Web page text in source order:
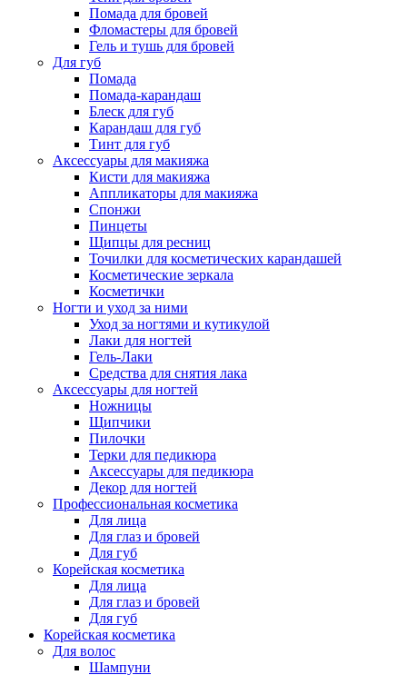
Помада для бровей
Фломастеры для бровей
Гель и тушь для бровей
Для губ
Помада
Помада-карандаш
Блеск для губ
Карандаш для губ
Тинт для губ
Аксессуары для макияжа
Кисти для макияжа
Аппликаторы для макияжа
Спонжи
Пинцеты
Щипцы для ресниц
Точилки для косметических карандашей
Косметические зеркала
Косметички
Ногти и уход за ними
Уход за ногтями и кутикулой
Лаки для ногтей
Гель-Лаки
Средства для снятия лака
Аксессуары для ногтей
Ножницы
Щипчики
Пилочки
Терки для педикюра
Аксессуары для педикюра
Декор для ногтей
Профессиональная косметика
Для лица
Для глаз и бровей
Для губ
Корейская косметика
Для лица
Для глаз и бровей
Для губ
Корейская косметика
Для волос
Шампуни